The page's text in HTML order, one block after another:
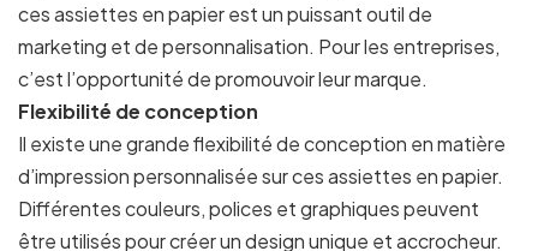
ces assiettes en papier est un puissant outil de
marketing et de personnalisation. Pour les entreprises,
c’est l’opportunité de promouvoir leur marque.
Flexibilité de conception
Il existe une grande flexibilité de conception en matière
d’impression personnalisée sur ces assiettes en papier.
Différentes couleurs, polices et graphiques peuvent
être utilisés pour créer un design unique et accrocheur.